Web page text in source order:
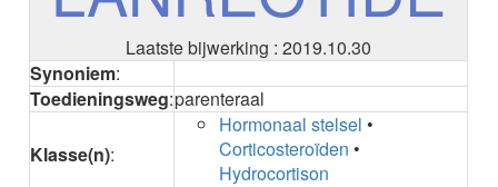
AFLIBERCEPT parenteraal
AFLIBERCEPT intravitreaal
AGALSIDASE bèta
Laatste bijwerking : 2019.10.30
Synoniem:
Toedieningsweg:parenteraal
Klasse(n):
Hormonaal stelsel •
Corticosteroïden •
Hydrocortison